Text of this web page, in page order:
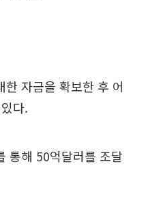
자금을 확보한 후 어
다.
통해 50억달러를 조달